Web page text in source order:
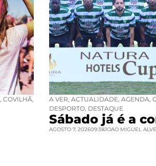
COVILHÃ A VER ACTUALIDADE AGENDA
DESPORTO DESTAQUE
Sábado já é a
AGOSTO 7, 202609:38JOAO MIGUEL